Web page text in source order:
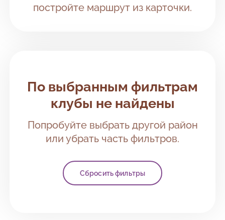
По выбранным фильтрам
клубы не найдены
Попробуйте выбрать другой район
или убрать часть фильтров.
Сбросить фильтры
постройте маршрут из карточки.